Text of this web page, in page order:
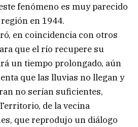
fenómeno es muy parecido
en 1944.
en coincidencia con otros
que el río recupere su
un tiempo prolongado, aún
que las lluvias no llegan y
no serían suficientes,
de la vecina
que reprodujo un diálogo